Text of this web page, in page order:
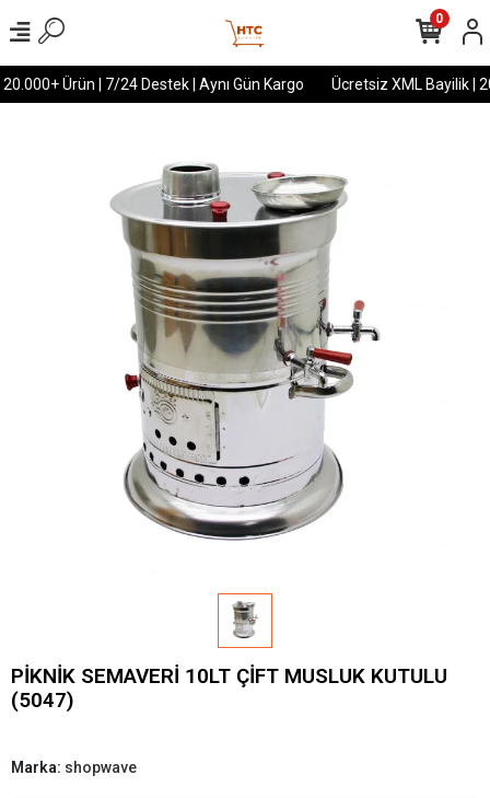
Ürün | 7/24 Destek | Aynı Gün Kargo Ücretsiz XML Bayilik |
0
PİKNİK SEMAVERİ 10LT ÇİFT MUSLUK KUTULU
(5047)
Marka: shopwave